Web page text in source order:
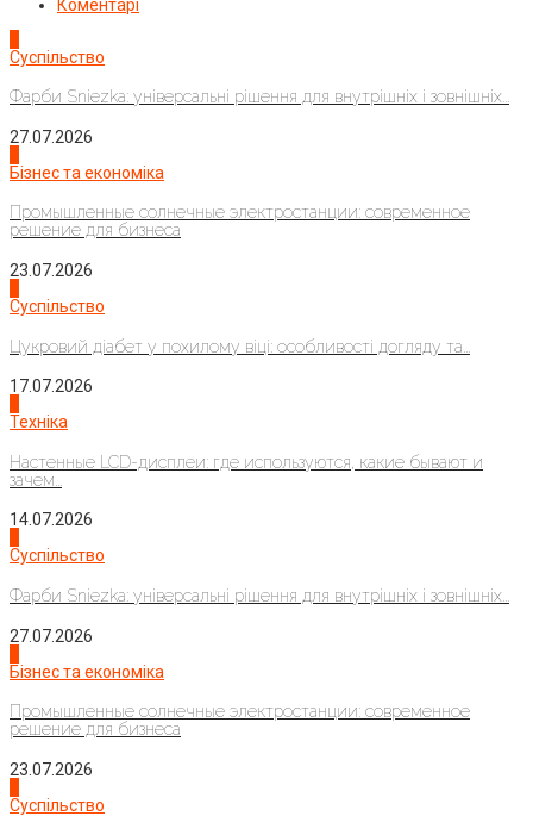
Коментарі
Суспільство
Фарби Sniezka: універсальні рішення для внутрішніх і зовнішніх...
27.07.2026
Бізнес та економіка
Промышленные солнечные электростанции: современное
решение для бизнеса
23.07.2026
Суспільство
Цукровий діабет у похилому віці: особливості догляду та...
17.07.2026
Техніка
Настенные LCD-дисплеи: где используются, какие бывают и
зачем...
14.07.2026
Суспільство
Фарби Sniezka: універсальні рішення для внутрішніх і зовнішніх...
27.07.2026
Бізнес та економіка
Промышленные солнечные электростанции: современное
решение для бизнеса
23.07.2026
Суспільство